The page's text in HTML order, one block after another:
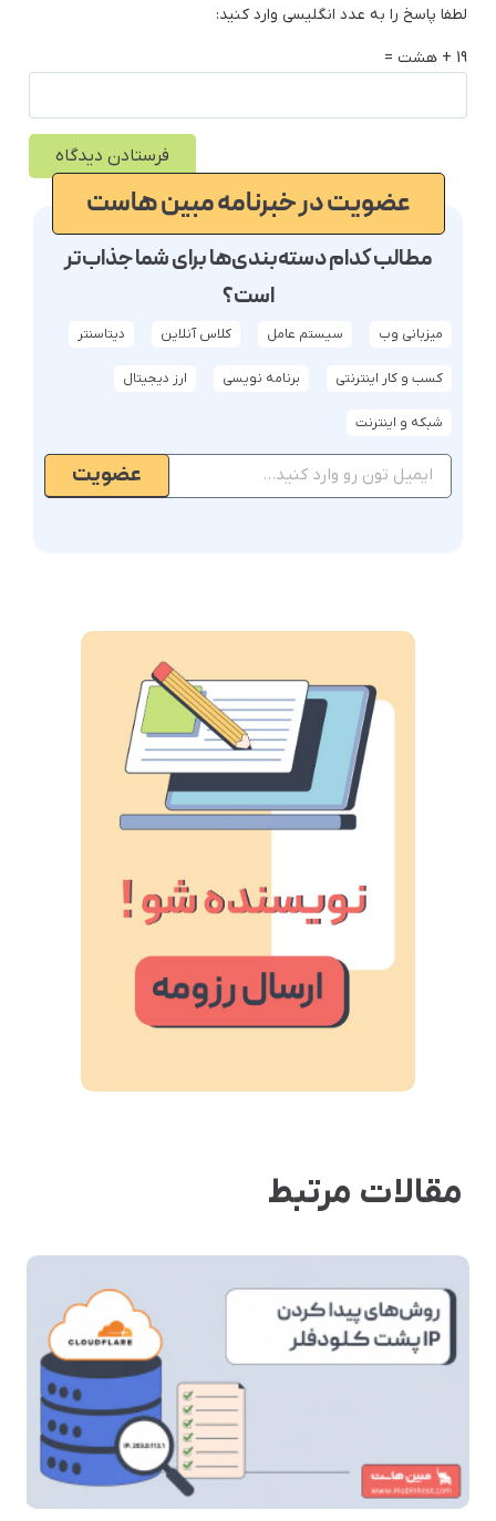
لطفا پاسخ را به عدد انگلیسی وارد کنید:
19 + هشت =
عضویت در خبرنامه مبین هاست
مطالب کدام دسته‌بندی‌ها برای شما جذاب‌تر
است؟
میزبانی وب سیستم عامل کلاس آنلاین دیتاسنتر
کسب و کار اینترنتی برنامه نویسی ارز دیجیتال
شبکه و اینترنت
عضویت
مقالات مرتبط